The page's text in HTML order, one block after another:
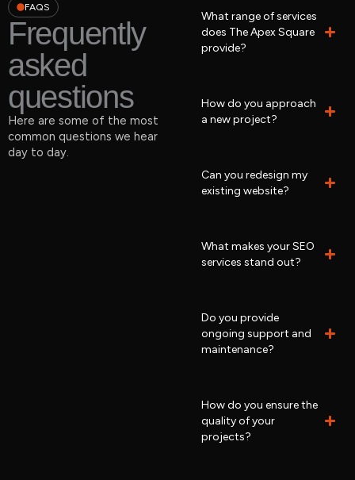
FAQS
Frequently
asked
questions
Here are some of the most
common questions we hear
day to day.
What range of services
does The Apex Square
provide?
How do you approach
a new project?
Can you redesign my
existing website?
What makes your SEO
services stand out?
Do you provide
ongoing support and
maintenance?
How do you ensure the
quality of your
projects?